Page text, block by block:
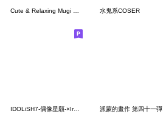
水鬼系COSER
IDOLiSH7-偶像星願-×Irasutoya貼圖 派蒙的畫作 第四十一彈